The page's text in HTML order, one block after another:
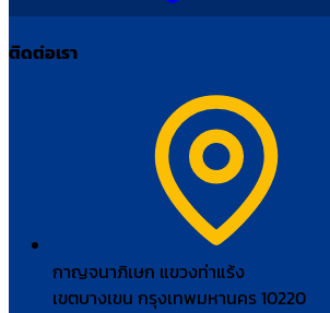
ติดต่อเรา
กาญจนาภิเษก แขวงท่าแร้ง
เขตบางเขน กรุงเทพมหานคร 10220